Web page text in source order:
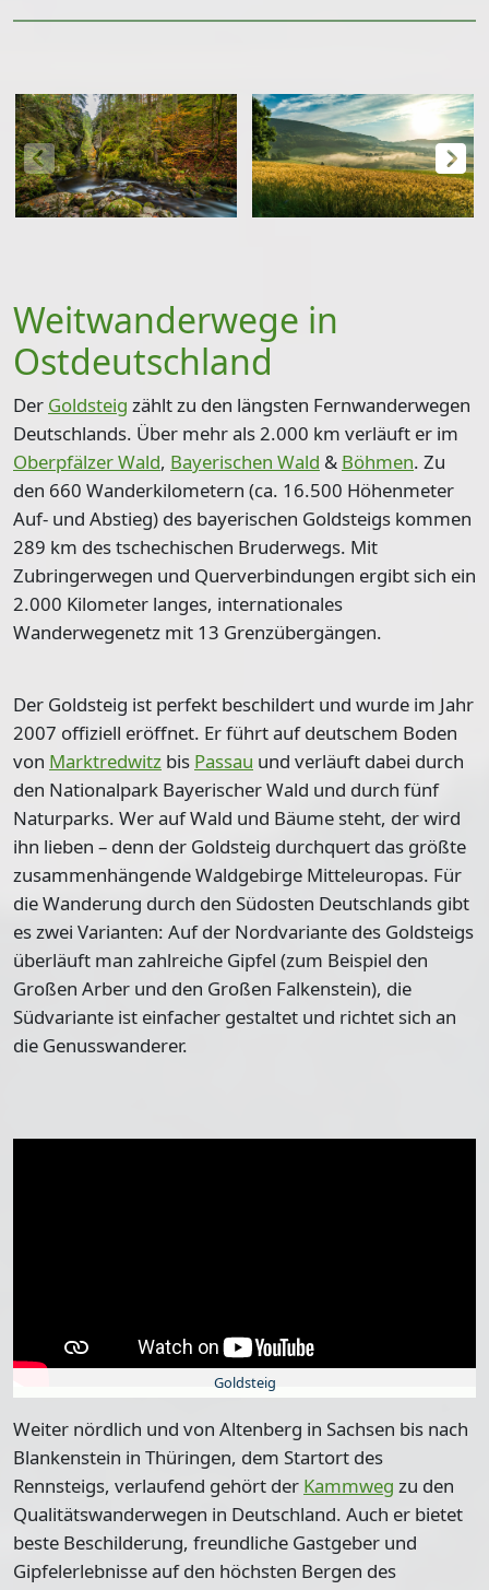
Weitwanderwege in
Ostdeutschland
Der Goldsteig zählt zu den längsten Fernwanderwegen
Deutschlands. Über mehr als2.000 km verläuft er im
Oberpfälzer Wald, Bayerischen Wald & Böhmen. Zu
den 660 Wanderkilometern (ca. 16.500 Höhenmeter
Auf- und Abstieg) des bayerischen Goldsteigs kommen
289 km des tschechischen Bruderwegs. Mit
Zubringerwegen und Querverbindungen ergibt sich ein
2.000 Kilometer langes, internationales
Wanderwegenetz mit 13 Grenzübergängen.
Der Goldsteig ist perfekt beschildert und wurde im Jahr
2007 offiziell eröffnet. Er führt auf deutschem Boden
von Marktredwitz bis Passau und verläuft dabei durch
den Nationalpark Bayerischer Wald und durch fünf
Naturparks. Wer auf Wald und Bäume steht, der wird
ihn lieben – denn der Goldsteig durchquert das größte
zusammenhängende Waldgebirge Mitteleuropas. Für
die Wanderung durch den Südosten Deutschlands gibt
es zwei Varianten: Auf der Nordvariante des Goldsteigs
überläuft man zahlreiche Gipfel (zum Beispiel den
Großen Arber und den Großen Falkenstein), die
Südvariante ist einfacher gestaltet und richtet sich an
die Genusswanderer.
Goldsteig
Weiter nördlich und von Altenberg in Sachsen bis nach
Blankenstein in Thüringen, dem Startort des
Rennsteigs, verlaufend gehört der Kammweg zu den
Qualitätswanderwegen in Deutschland. Auch er bietet
beste Beschilderung, freundliche Gastgeber und
Gipfelerlebnisse auf den höchsten Bergen des